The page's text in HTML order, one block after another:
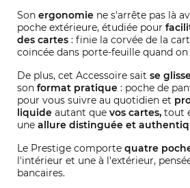
Son ergonomie ne s'arrête pas là
poche extérieure, étudiée pour
des cartes : finie la corvée de la
coincée dans porte-feuille quand on
De plus, cet Accessoire sait se
son format pratique : poche de
pour vous suivre au quotidien et
liquide autant que vos cartes, tout
une allure distinguée et
Le Prestige comporte quatre
l'intérieur et une à l'extérieur,
bancaires.